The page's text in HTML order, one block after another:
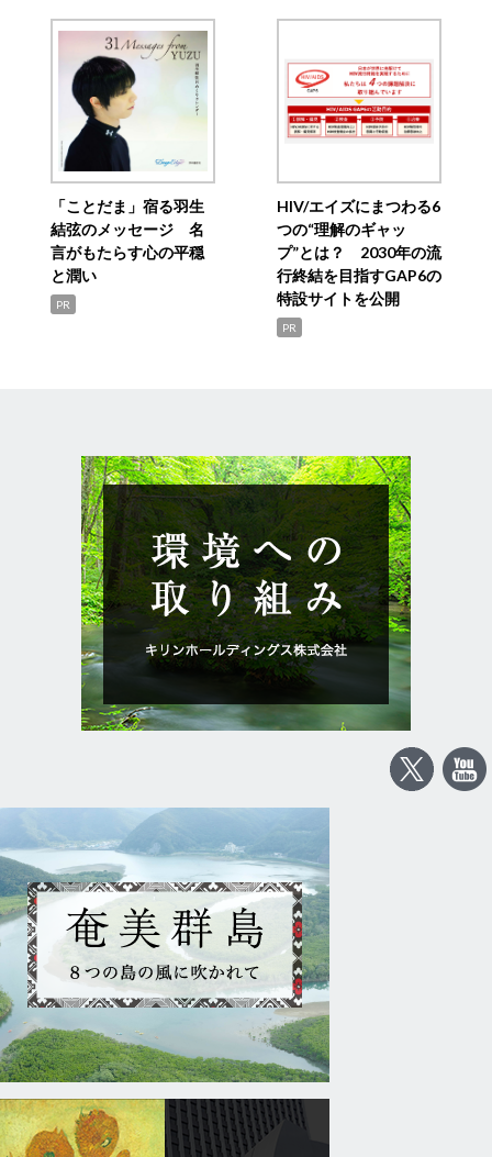
「ことだま」宿る羽生
結弦のメッセージ 名
言がもたらす心の平穏
と潤い
PR
HIV/エイズにまつわる6
つの“理解のギャッ
プ”とは？ 2030年の流
行終結を目指すGAP6の
特設サイトを公開
PR